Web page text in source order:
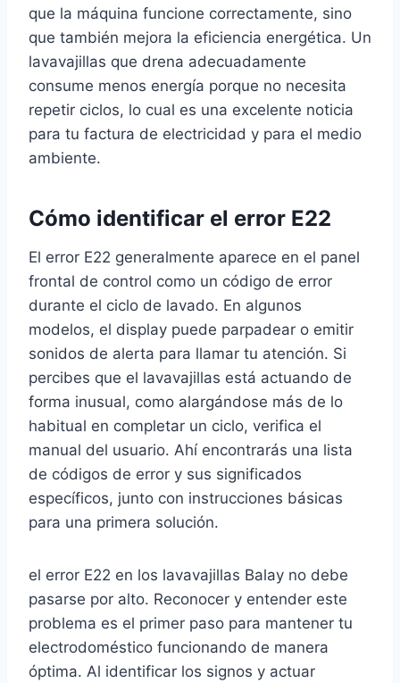
que la máquina funcione correctamente, sino
que también mejora la eficiencia energética. Un
lavavajillas que drena adecuadamente
consume menos energía porque no necesita
repetir ciclos, lo cual es una excelente noticia
para tu factura de electricidad y para el medio
ambiente.
Cómo identificar el error E22
El error E22 generalmente aparece en el panel
frontal de control como un código de error
durante el ciclo de lavado. En algunos
modelos, el display puede parpadear o emitir
sonidos de alerta para llamar tu atención. Si
percibes que el lavavajillas está actuando de
forma inusual, como alargándose más de lo
habitual en completar un ciclo, verifica el
manual del usuario. Ahí encontrarás una lista
de códigos de error y sus significados
específicos, junto con instrucciones básicas
para una primera solución.
el error E22 en los lavavajillas Balay no debe
pasarse por alto. Reconocer y entender este
problema es el primer paso para mantener tu
electrodoméstico funcionando de manera
óptima. Al identificar los signos y actuar